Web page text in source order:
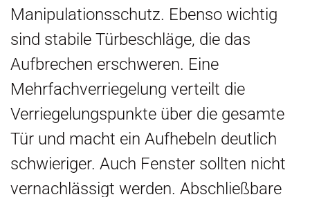
Manipulationsschutz. Ebenso wichtig
sind stabile Türbeschläge, die das
Aufbrechen erschweren. Eine
Mehrfachverriegelung verteilt die
Verriegelungspunkte über die gesamte
Tür und macht ein Aufhebeln deutlich
schwieriger. Auch Fenster sollten nicht
vernachlässigt werden. Abschließbare